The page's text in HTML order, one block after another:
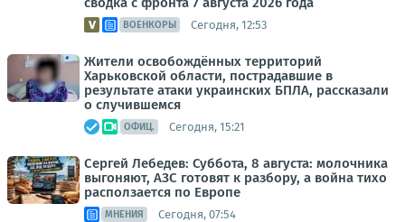
ВОЕНКОРЫ Сегодня, 12:53
Жители освобождённых территорий
Харьковской области, пострадавшие в
результате атаки украинских БПЛА, рассказали
о случившемся
ОФИЦ. Сегодня, 15:21
Сергей Лебедев: Суббота, 8 августа: молочника
выгоняют, АЗС готовят к разбору, а война тихо
расползается по Европе
МНЕНИЯ Сегодня, 07:54